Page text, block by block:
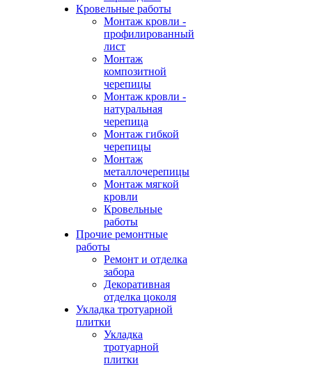
Кровельные работы
Монтаж кровли -
профилированный
лист
Монтаж
композитной
черепицы
Монтаж кровли -
натуральная
черепица
Монтаж гибкой
черепицы
Монтаж
металлочерепицы
Монтаж мягкой
кровли
Кровельные
работы
Прочие ремонтные
работы
Ремонт и отделка
забора
Декоративная
отделка цоколя
Укладка тротуарной
плитки
Укладка
тротуарной
плитки